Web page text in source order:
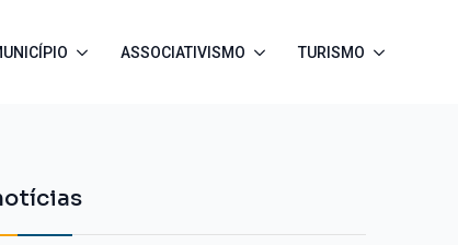
ASSOCIATIVISMO TURISMO